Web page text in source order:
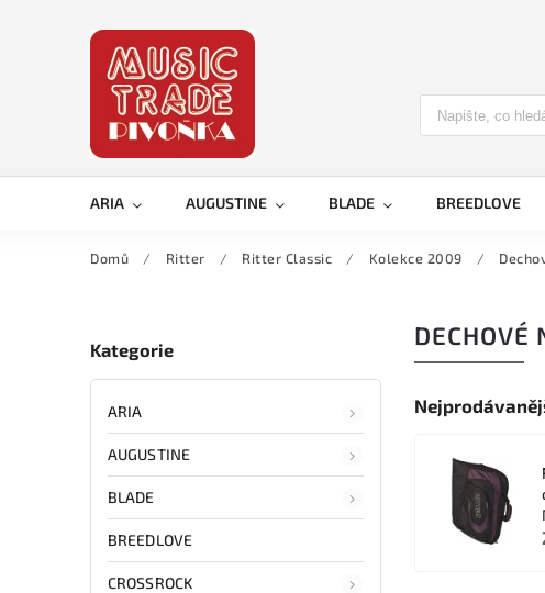
ARIA AUGUSTINE BLADE BREEDLOVE
Domů / Ritter / Ritter Classic / Kolekce 2009 /
Kategorie
ARIA
AUGUSTINE
BLADE
BREEDLOVE
CROSSROCK
DECHOVÉ